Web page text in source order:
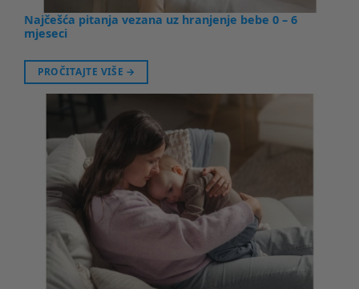
Najčešća pitanja vezana uz hranjenje bebe 0 – 6
mjeseci
PROČITAJTE VIŠE →